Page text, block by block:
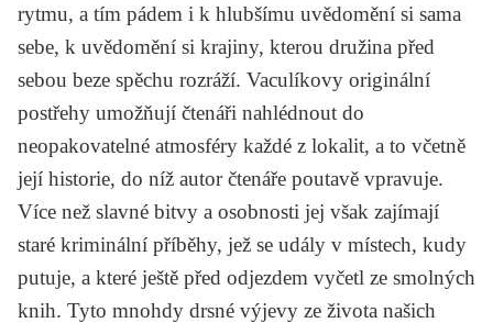
rytmu, a tím pádem i k hlubšímu uvědomění si sama
sebe, k uvědomění si krajiny, kterou družina před
sebou beze spěchu rozráží. Vaculíkovy originální
postřehy umožňují čtenáři nahlédnout do
neopakovatelné atmosféry každé z lokalit, a to včetně
její historie, do níž autor čtenáře poutavě vpravuje.
Více než slavné bitvy a osobnosti jej však zajímají
staré kriminální příběhy, jež se udály v místech, kudy
putuje, a které ještě před odjezdem vyčetl ze smolných
knih. Tyto mnohdy drsné výjevy ze života našich